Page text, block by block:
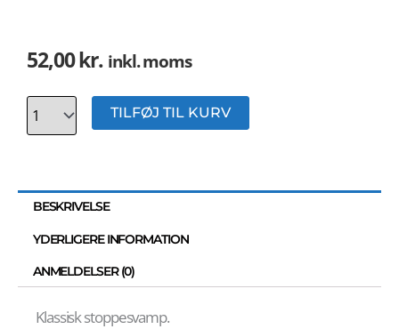
52,00kr. inkl. moms
Antal TILFØJ TIL KURV
BESKRIVELSE
YDERLIGERE INFORMATION
ANMELDELSER (0)
Klassisk stoppesvamp.